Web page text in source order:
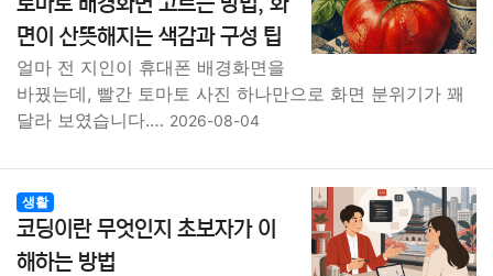
면이 산뜻해지는 색감과 구성 팁
얼마 전 지인이 휴대폰 배경화면을
바꿨는데, 빨간 토마토 사진 하나만으로 화면 분위기가 꽤
달라 보였습니다.… 2026-08-04
생활
코딩이란 무엇인지 초보자가 이
해하는 방법